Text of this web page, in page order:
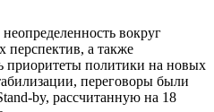
вокруг
перспектив, а также
приоритеты политики на новых
переговоры были
by, рассчитанную на 18